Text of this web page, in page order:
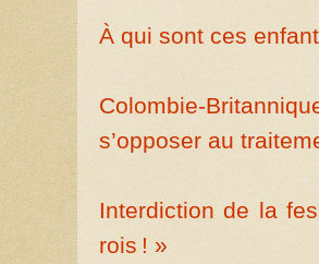
À qui sont ces
Colombie-
s’opposer au
Interdiction de la
rois ! »